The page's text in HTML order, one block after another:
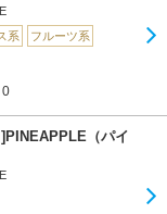
系 フルーツ系
0
（パイ